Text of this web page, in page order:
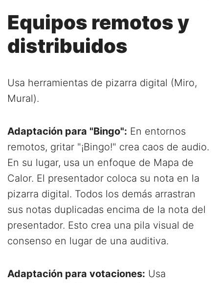
Equipos remotos y
distribuidos
Usa herramientas de pizarra digital (Miro,
Mural).
Adaptación para "Bingo": En entornos
remotos, gritar "¡Bingo!" crea caos de audio.
En su lugar, usa un enfoque de Mapa de
Calor. El presentador coloca su nota en la
pizarra digital. Todos los demás arrastran
sus notas duplicadas encima de la nota del
presentador. Esto crea una pila visual de
consenso en lugar de una auditiva.
Adaptación para votaciones: Usa